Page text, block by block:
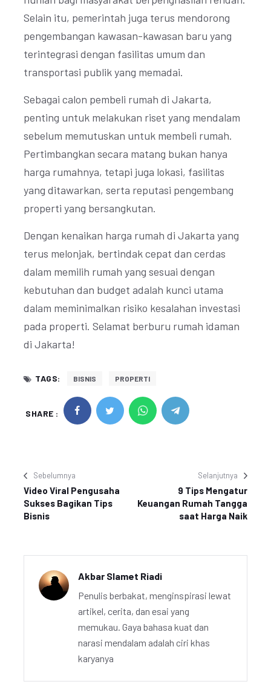
Selain itu, pemerintah juga terus mendorong
pengembangan kawasan-kawasan baru yang
terintegrasi dengan fasilitas umum dan
transportasi publik yang memadai.
Sebagai calon pembeli rumah di Jakarta,
penting untuk melakukan riset yang mendalam
sebelum memutuskan untuk membeli rumah.
Pertimbangkan secara matang bukan hanya
harga rumahnya, tetapi juga lokasi, fasilitas
yang ditawarkan, serta reputasi pengembang
properti yang bersangkutan.
Dengan kenaikan harga rumah di Jakarta yang
terus melonjak, bertindak cepat dan cerdas
dalam memilih rumah yang sesuai dengan
kebutuhan dan budget adalah kunci utama
dalam meminimalkan risiko kesalahan investasi
pada properti. Selamat berburu rumah idaman
di Jakarta!
TAGS: BISNIS PROPERTI
SHARE :
Sebelumnya
Video Viral Pengusaha
Sukses Bagikan Tips
Bisnis
Selanjutnya
9 Tips Mengatur
Keuangan Rumah Tangga
saat Harga Naik
Akbar Slamet Riadi
Penulis berbakat, menginspirasi lewat
artikel, cerita, dan esai yang
memukau. Gaya bahasa kuat dan
narasi mendalam adalah ciri khas
karyanya